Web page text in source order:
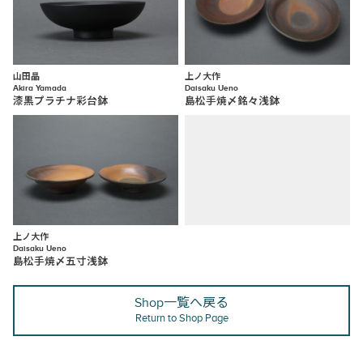
山田晶
Akira Yamada
漆黒プラチナ彩台鉢
上ノ大作
Daisaku Ueno
島松手焼〆銘々浅鉢
上ノ大作
Daisaku Ueno
島松手焼〆五寸浅鉢
Shop一覧へ戻る
Return to Shop Page